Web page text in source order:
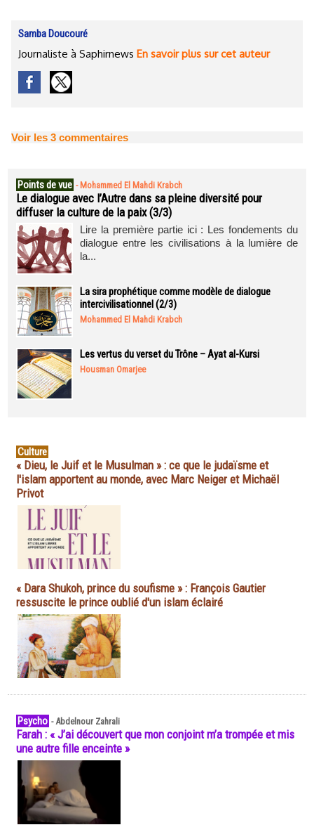
Samba Doucouré
Journaliste à Saphirnews En savoir plus sur cet auteur
Voir les 3 commentaires
Points de vue - Mohammed El Mahdi Krabch
Le dialogue avec l’Autre dans sa pleine diversité pour
diffuser la culture de la paix (3/3)
Lire la première partie ici : Les fondements du
dialogue entre les civilisations à la lumière de
la...
La sira prophétique comme modèle de dialogue
intercivilisationnel (2/3)
Mohammed El Mahdi Krabch
Les vertus du verset du Trône – Ayat al-Kursi
Housman Omarjee
Culture
« Dieu, le Juif et le Musulman » : ce que le judaïsme et
l'islam apportent au monde, avec Marc Neiger et Michaël
Privot
« Dara Shukoh, prince du soufisme » : François Gautier
ressuscite le prince oublié d'un islam éclairé
Psycho -Abdelnour Zahrali
Farah : « J’ai découvert que mon conjoint m’a trompée et mis
une autre fille enceinte »